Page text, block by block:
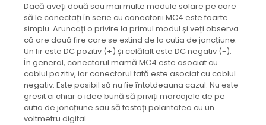
Dacă aveți două sau mai multe module solare pe care
să le conectați în serie cu conectorii MC4 este foarte
simplu. Aruncați o privire la primul modul și veți observa
că are două fire care se extind de la cutia de joncțiune.
Un fir este DC pozitiv (+) și celălalt este DC negativ (-).
În general, conectorul mamă MC4 este asociat cu
cablul pozitiv, iar conectorul tată este asociat cu cablul
negativ. Este posibil să nu fie întotdeauna cazul. Nu este
gresit ci chiar o idee bună să priviți marcajele de pe
cutia de joncțiune sau să testați polaritatea cu un
voltmetru digital.